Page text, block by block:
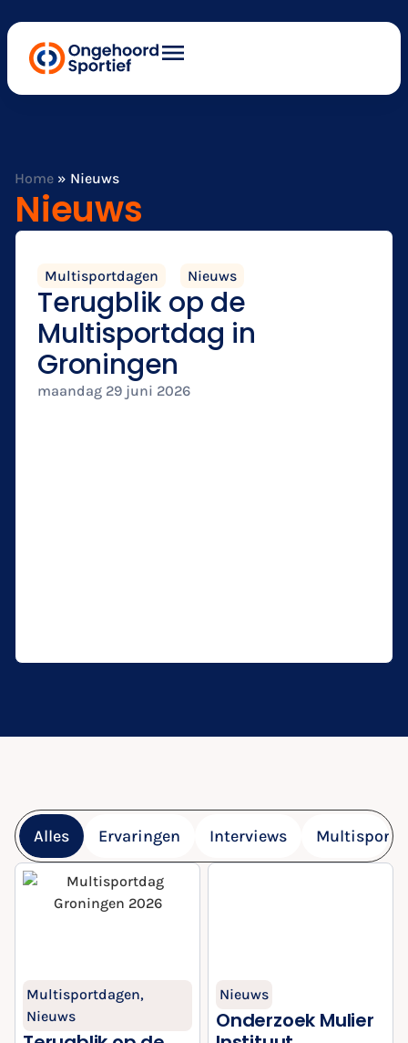
Home » Nieuws
Nieuws
Multisportdagen Nieuws
Terugblik op de
Multisportdag in
Groningen
maandag 29 juni 2026
Ervaringen Interviews
Alles
Multisportdagen,
Nieuws
Nieuws
Onderzoek Mulier